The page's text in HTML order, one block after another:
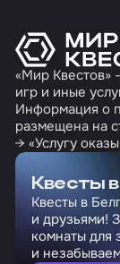
«Мир Квестов»
игр и иные
Информация о
размещена на
→ «Услугу
Квесты
Квесты в
и друзьями!
комнаты для
и